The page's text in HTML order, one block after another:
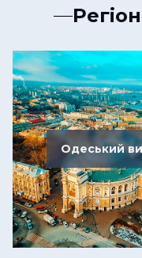
Одеський